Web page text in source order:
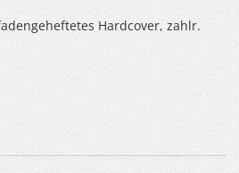
Hardcover, zahlr.